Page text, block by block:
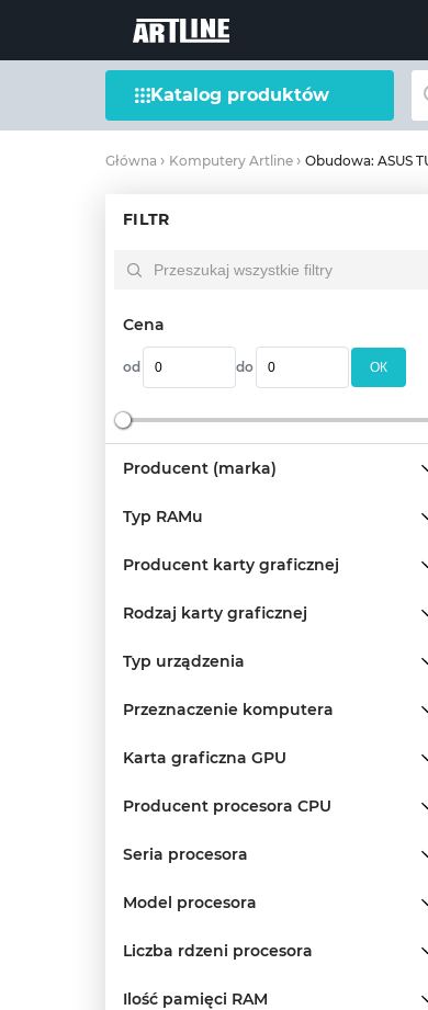
Katalog produktów
Główna Komputery Artline Obudowa: ASUS
FILTR
Cena
od do OК
Producent (marka)
Typ RAMu
Producent karty graficznej
Rodzaj karty graficznej
Typ urządzenia
Przeznaczenie komputera
Karta graficzna GPU
Producent procesora CPU
Seria procesora
Model procesora
Liczba rdzeni procesora
Ilość pamięci RAM